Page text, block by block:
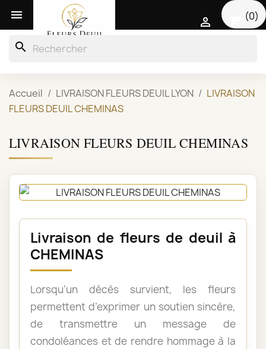
 (0)

search
Accueil LIVRAISON FLEURS DEUIL LYON
LIVRAISON
FLEURS DEUIL CHEMINAS
LIVRAISON FLEURS DEUIL CHEMINAS
Livraison de fleurs de deuil à
CHEMINAS
Lorsqu’un décès survient, les fleurs
permettent d’exprimer un soutien sincère,
de transmettre un message de
condoléances et de rendre hommage à la